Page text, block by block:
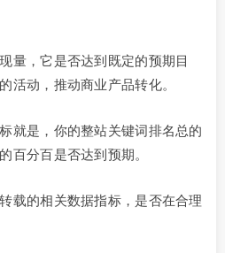
量，它是否达到既定的预期目
活动，推动商业产品转化。
就是，你的整站关键词排名总的
百分百是否达到预期。
载的相关数据指标，是否在合理